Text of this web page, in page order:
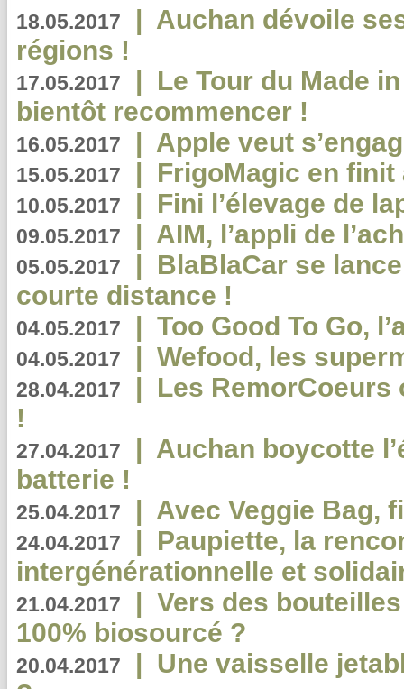
18.05.2017 | Auchan dévoile
régions !
17.05.2017 | Le Tour du Made
bientôt recommencer !
16.05.2017 | Apple veut
15.05.2017 | FrigoMagic en
10.05.2017 | Fini l’élevage de
09.05.2017 | AIM, l’appli de
05.05.2017 | BlaBlaCar se
courte distance !
04.05.2017 | Too Good To Go,
04.05.2017 | Wefood, les
28.04.2017 | Les RemorCoeurs
!
27.04.2017 | Auchan boycotte
batterie !
25.04.2017 | Avec Veggie Bag,
24.04.2017 | Paupiette, la
intergénérationnelle et
21.04.2017 | Vers des
100% biosourcé ?
20.04.2017 | Une vaisselle